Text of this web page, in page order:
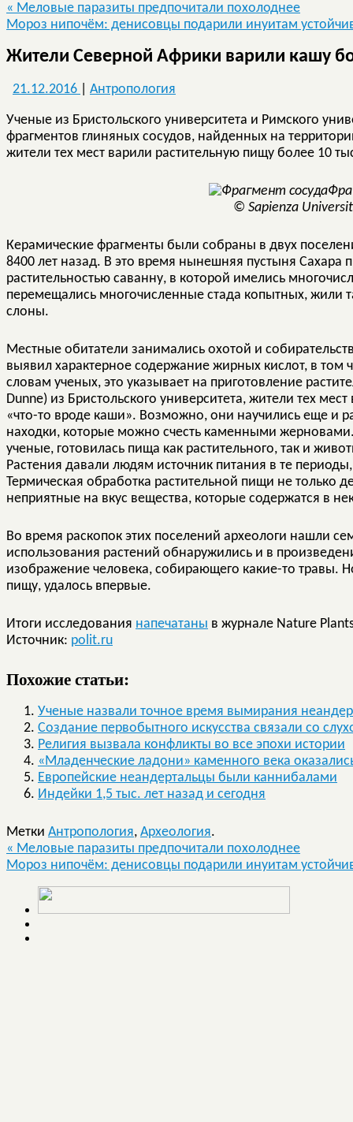
« Меловые паразиты предпочитали похолоднее
Мороз нипочём: денисовцы подарили инуитам
Жители Северной Африки варили кашу
21.12.2016 Антропология
Ученые из Бристольского университета и Римского
фрагментов глиняных сосудов, найденных на
жители тех мест варили растительную пищу более 10
© Sapienza
Керамические фрагменты были собраны в двух
8400 лет назад. В это время нынешняя пустыня Сахара
растительностью саванну, в которой имелись
перемещались многочисленные стада копытных, жили
слоны.
Местные обитатели занимались охотой и
выявил характерное содержание жирных кислот, в
словам ученых, это указывает на приготовление
Dunne) из Бристольского университета, жители тех
«что-то вроде каши». Возможно, они научились еще и
находки, которые можно счесть каменными
ученые, готовилась пища как растительного, так и
Растения давали людям источник питания в те
Термическая обработка растительной пищи не только
неприятные на вкус вещества, которые содержатся в
Во время раскопок этих поселений археологи нашли
использования растений обнаружились и в
изображение человека, собирающего какие-то травы.
пищу, удалось впервые.
Итоги исследования напечатаны в журнале Nature
Источник: polit.ru
Похожие статьи:
Ученые назвали точное время вымирания
Создание первобытного искусства связали со
Религия вызвала конфликты во все эпохи истории
«Младенческие ладони» каменного века
Европейские неандертальцы были каннибалами
Индейки 1,5 тыс. лет назад и сегодня
Метки Антропология, Археология.
« Меловые паразиты предпочитали похолоднее
Мороз нипочём: денисовцы подарили инуитам